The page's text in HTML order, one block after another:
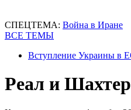
СПЕЦТЕМА: Война в Иране
ВСЕ ТЕМЫ
Вступление Украины в
Реал и